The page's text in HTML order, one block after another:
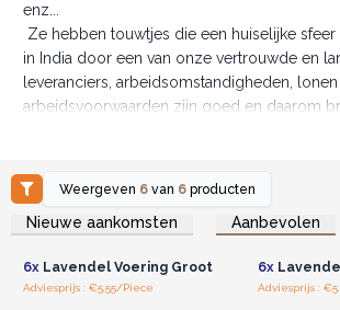
enz...
Ze hebben touwtjes die een huiselijke sfeer
in India door een van onze vertrouwde en
leveranciers, arbeidsomstandigheden,
arbeidsvoorwaarden zijn goed en daarom
graag naar u en uw klanten. Uw steun
Bestel vandaag nog deze prachtige
Jutekatoen Geschenkzakjes.
Weergeven 6 van 6 producten
Nieuwe aankomsten Aanbevolen
Log in of registreer u voor
groothandelsprijzen.
6xLavendel Voering Groot
Adviesprijs : €5.55/Piece
Log in
6x
Adviesprijs :